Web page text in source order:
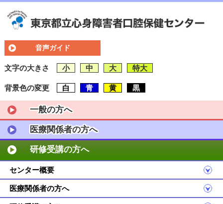
音声ガイド
文字の大きさ 小 中 大 特大
背景色の変更 白 青 黄 黒
一般の方へ
医療関係者の方へ
研修受講の方へ
センター概要
医療関係者の方へ